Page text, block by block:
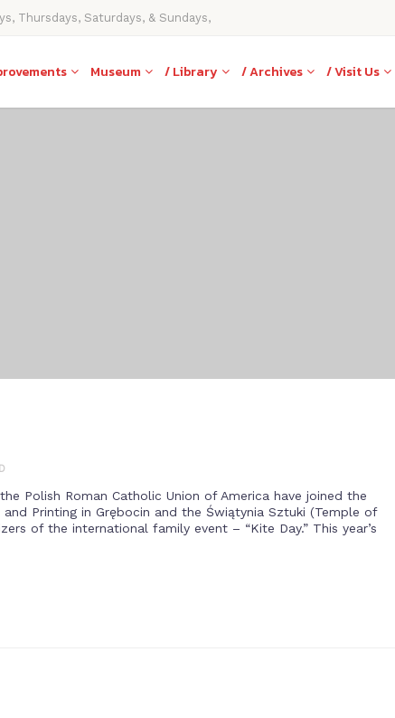
Thursdays, Saturdays, & Sundays,
Museum / Library / Archives / Visit Us
Polish Roman Catholic Union of America have joined the
Printing in Grębocin and the Świątynia Sztuki (Temple of
of the international family event – “Kite Day.” This year’s